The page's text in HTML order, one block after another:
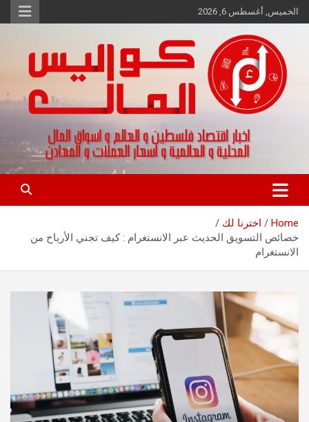
Skip
to
الخميس, أغسطس 6, 2026
كواليس المال
اخبار اقتصاد فلسطين و العالم و تقارير اسواق المال و العملات
Home
اخترنا لك
خصائص التسويق الحديث عبر الانستغرام : كيف تجني الأرباح من
الانستغرام